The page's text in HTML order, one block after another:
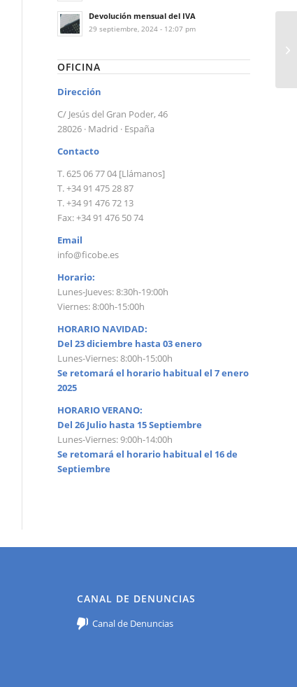
Devolución mensual del IVA
29 septiembre, 2024 - 12:07 pm
OFICINA
Dirección
C/ Jesús del Gran Poder, 46
28026 · Madrid · España
Contacto
T. 625 06 77 04 [Llámanos]
T. +34 91 475 28 87
T. +34 91 476 72 13
Fax: +34 91 476 50 74
Email
info@ficobe.es
Horario:
Lunes-Jueves: 8:30h-19:00h
Viernes: 8:00h-15:00h
HORARIO NAVIDAD:
Del 23 diciembre hasta 03 enero
Lunes-Viernes: 8:00h-15:00h
Se retomará el horario habitual el 7 enero
2025
HORARIO VERANO:
Del 26 Julio hasta 15 Septiembre
Lunes-Viernes: 9:00h-14:00h
Se retomará el horario habitual el 16 de
Septiembre
CANAL DE DENUNCIAS
Canal de Denuncias